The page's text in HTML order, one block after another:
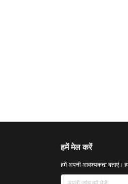
हमें मेल करें
हमें अपनी आवश्यकता बताएं।